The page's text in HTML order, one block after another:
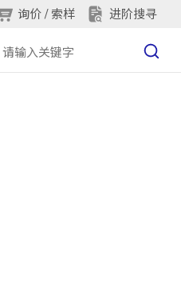
询价 / 索样 进阶搜寻